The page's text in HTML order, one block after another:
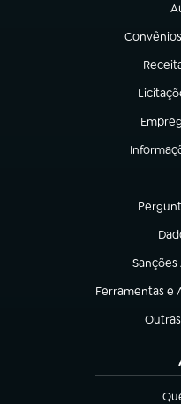
(abre em
(abre
(abre
(abre
(abre em
(abre
(abre
Ferramentas e
(abre em nova
(abre